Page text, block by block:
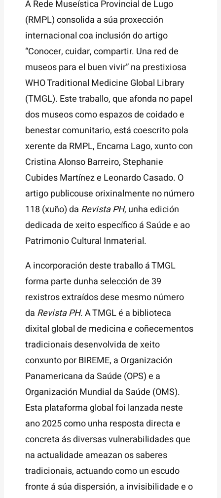
A Rede Museística Provincial de Lugo
(RMPL) consolida a súa proxección
internacional coa inclusión do artigo
“Conocer, cuidar, compartir. Una red de
museos para el buen vivir” na prestixiosa
WHO Traditional Medicine Global Library
(TMGL). Este traballo, que afonda no papel
dos museos como espazos de coidado e
benestar comunitario, está coescrito pola
xerente da RMPL, Encarna Lago, xunto con
Cristina Alonso Barreiro, Stephanie
Cubides Martínez e Leonardo Casado. O
artigo publicouse orixinalmente no número
118 (xuño) da Revista PH, unha edición
dedicada de xeito específico á Saúde e ao
Patrimonio Cultural Inmaterial.
A incorporación deste traballo á TMGL
forma parte dunha selección de 39
rexistros extraídos dese mesmo número
da Revista PH. A TMGL é a biblioteca
dixital global de medicina e coñecementos
tradicionais desenvolvida de xeito
conxunto por BIREME, a Organización
Panamericana da Saúde (OPS) e a
Organización Mundial da Saúde (OMS).
Esta plataforma global foi lanzada neste
ano 2025 como unha resposta directa e
concreta ás diversas vulnerabilidades que
na actualidade ameazan os saberes
tradicionais, actuando como un escudo
fronte á súa dispersión, a invisibilidade e o